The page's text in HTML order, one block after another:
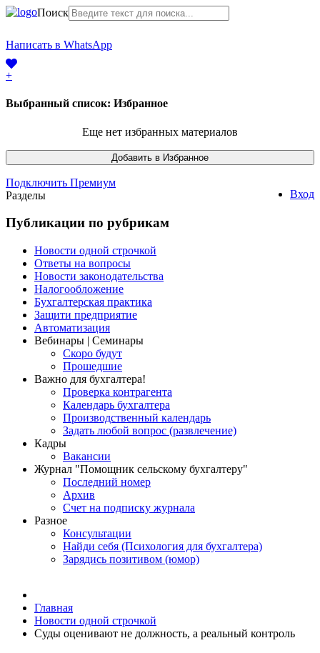
Поиск
Написать в WhatsApp
+
Выбранный список: Избранное
Еще нет избранных материалов
Подключить Премиум
Вход
Разделы
Публикации по рубрикам
Новости одной строчкой
Ответы на вопросы
Новости законодательства
Налогообложение
Бухгалтерская практика
Защити предприятие
Автоматизация
Вебинары | Семинары
Скоро будут
Прошедшие
Важно для бухгалтера!
Проверка контрагента
Календарь бухгалтера
Производственный календарь
Задать любой вопрос (развлечение)
Кадры
Вакансии
Журнал "Помощник сельскому бухгалтеру"
Последний номер
Архив
Счет на подписку журнала
Разное
Консультации
Найди себя (Психология для бухгалтера)
Зарядись позитивом (юмор)
Главная
Новости одной строчкой
Суды оценивают не должность, а реальный контроль